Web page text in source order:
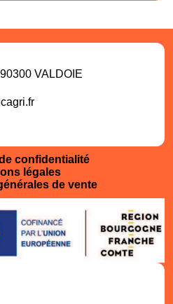
VALDOIE
confidentialité
légales
de vente